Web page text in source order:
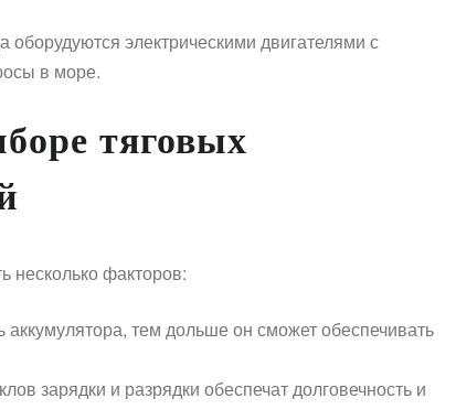
электрическими двигателями с
в море.
тяговых
несколько факторов:
тем дольше он сможет обеспечивать
зарядки и разрядки обеспечат долговечность и